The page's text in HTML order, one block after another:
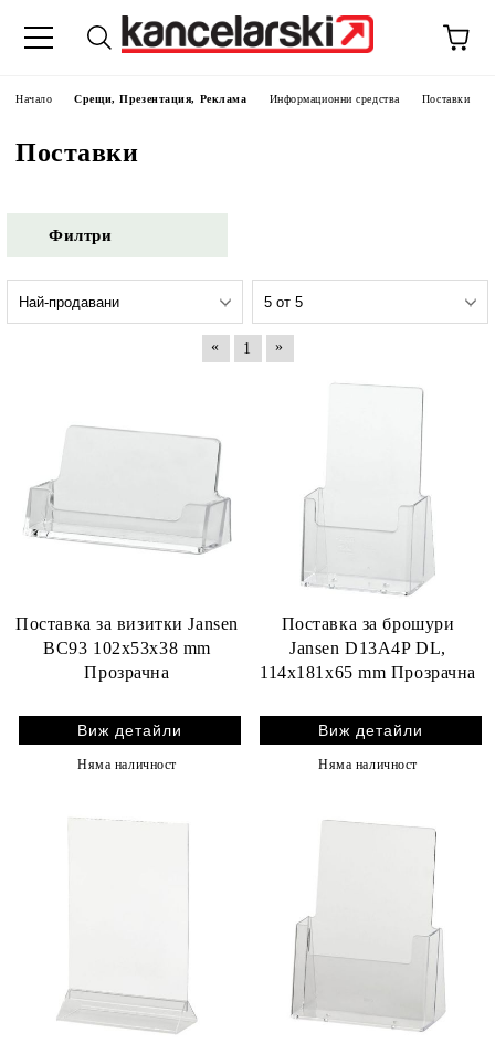
Начало Срещи, Презентация, Реклама Информационни средства Поставки
Поставки
Филтри
« 1 »
Поставка за визитки Jansen
BC93 102x53x38 mm
Прозрачна
Виж детайли
Няма наличност
Поставка за брошури
Jansen D13A4P DL,
114x181x65 mm Прозрачна
Виж детайли
Няма наличност